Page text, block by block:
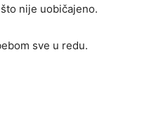
nije uobičajeno.
sve u redu.